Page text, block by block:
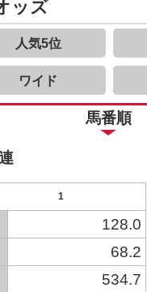
ッズ
人気5位
ワイド
馬番順
1
128.0
68.2
534.7